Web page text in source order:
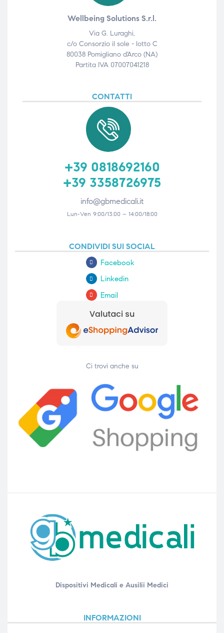
Wellbeing Solutions S.r.l.
Via G. Luraghi,
c/o Consorzio il sole - lotto C
80038 Pomigliano d'Arco (NA)
Partita IVA 07007041218
CONTATTI
+39 0818692160
+39 3358726975
info@gbmedicali.it
Lun-Ven 9:00/13:00 – 14:00/18:00
CONDIVIDI SUI SOCIAL
Facebook
Linkedin
Email
Ci trovi anche su
Dispositivi Medicali e Ausilii Medici
INFORMAZIONI